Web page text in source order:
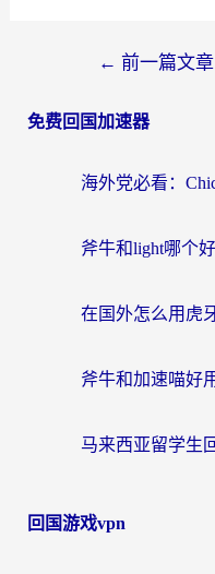
← 前一篇文章
免费回国加速器
回国游戏vpn